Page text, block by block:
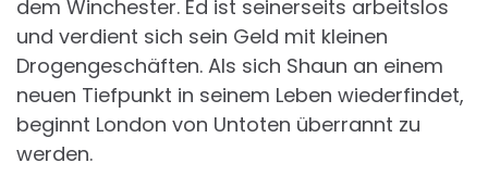
dem Winchester. Ed ist seinerseits arbeitslos
und verdient sich sein Geld mit kleinen
Drogengeschäften. Als sich Shaun an einem
neuen Tiefpunkt in seinem Leben wiederfindet,
beginnt London von Untoten überrannt zu
werden.